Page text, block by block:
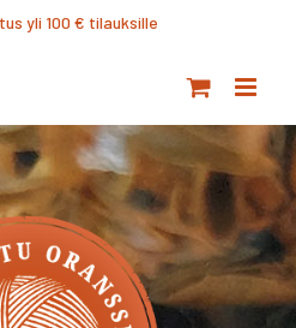
yli 100 € tilauksille